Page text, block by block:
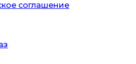
соглашение